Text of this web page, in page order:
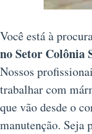
Você está à
no Setor Colônia
Nossos
trabalhar com
que vão desde o
manutenção. Seja